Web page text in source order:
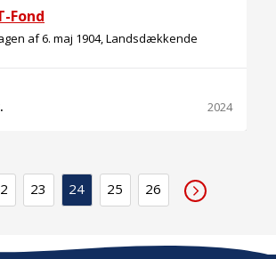
Fond
af 6. maj 1904, Landsdækkende
2024
23 24 25 26